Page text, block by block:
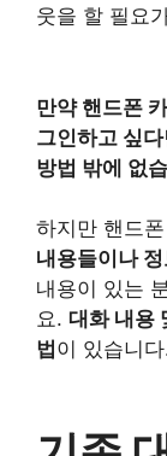
웃을 할 필요
만약 핸드폰
그인하고 싶
방법 밖에 없
하지만 핸드폰
내용들이나
내용이 있는
요. 대화 내용
법 이 있습니